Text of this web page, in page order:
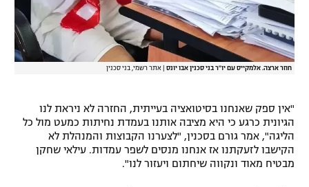
חוזר ארצה. אלמקייס עם יו"ר בני סכנין אבו יונס אתר רשמי, בני סכנין
"אין ספק שאנחנו בסיטואציה בעייתית, החזרה לא ניראת לנו
הגיונית כרגע כי היא מציבה אותנו בעמדת נחיתות כמעט מול כל
הליגה", אמר גורם בסכנין, "לצערנו הקבוצות והמנהלת לא
הקישבו לזעקתנו אז אנחנו מנסים לשפר עמדות. עילאי שחקן
מבטיח מאוד ונקווה שיחתום ויעזור לנו".